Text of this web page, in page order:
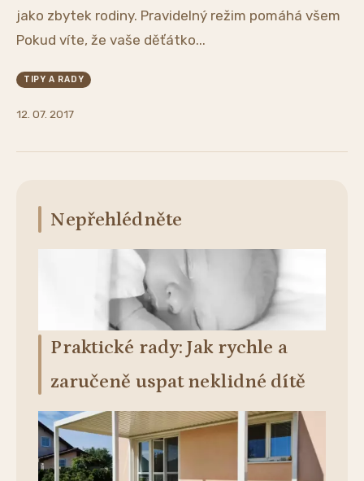
jako zbytek rodiny. Pravidelný režim pomáhá všem
Pokud víte, že vaše děťátko...
TIPY A RADY
12. 07. 2017
Nepřehlédněte
Praktické rady: Jak rychle a
zaručeně uspat neklidné dítě